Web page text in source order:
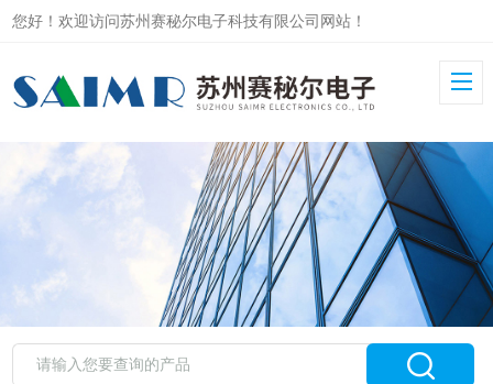
您好！欢迎访问苏州赛秘尔电子科技有限公司网站！